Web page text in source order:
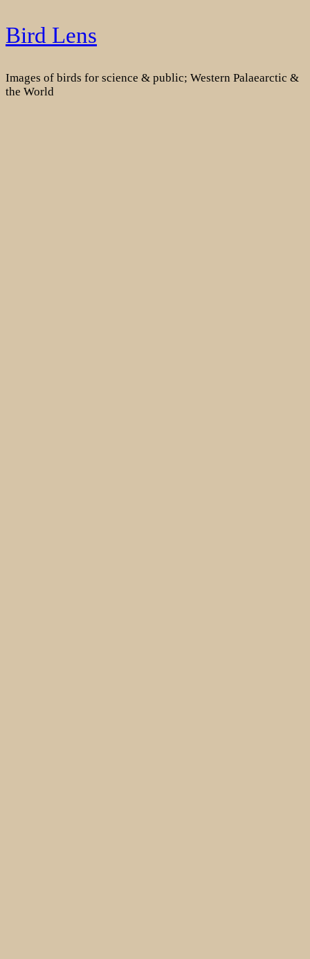
Skip
to
Bird Lens
Images of birds for science & public; Western Palaearctic &
the World